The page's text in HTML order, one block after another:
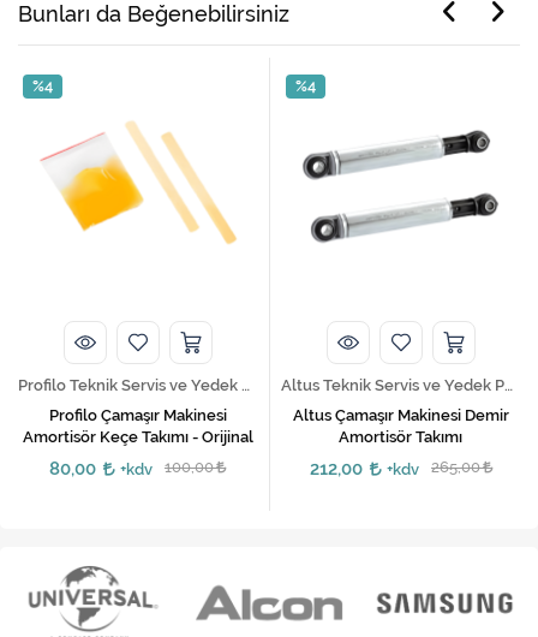
Bunları da Beğenebilirsiniz
%4
Profilo Teknik Servis ve Yedek Parça Hizmetleri
Profilo Çamaşır Makinesi
Amortisör Keçe Takımı - Orijinal
80,00 +kdv 100,00
%4
Altus Teknik Servis ve Yedek Parça Hizmetleri
Altus Çamaşır Makinesi Demir
Amortisör Takımı
212,00 +kdv 265,00